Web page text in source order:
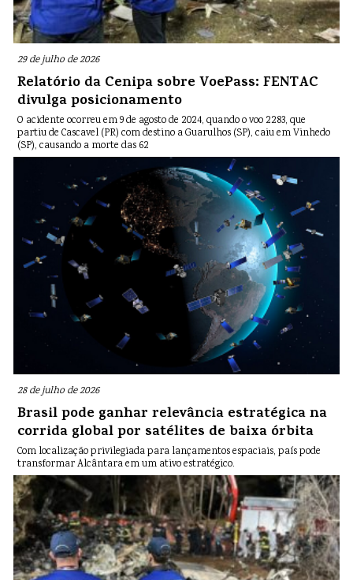
29 de julho de 2026
Relatório da Cenipa sobre VoePass: FENTAC
divulga posicionamento
O acidente ocorreu em 9 de agosto de 2024, quando o voo 2283, que
partiu de Cascavel (PR) com destino a Guarulhos (SP), caiu em Vinhedo
(SP), causando a morte das 62
28 de julho de 2026
Brasil pode ganhar relevância estratégica na
corrida global por satélites de baixa órbita
Com localização privilegiada para lançamentos espaciais, país pode
transformar Alcântara em um ativo estratégico.